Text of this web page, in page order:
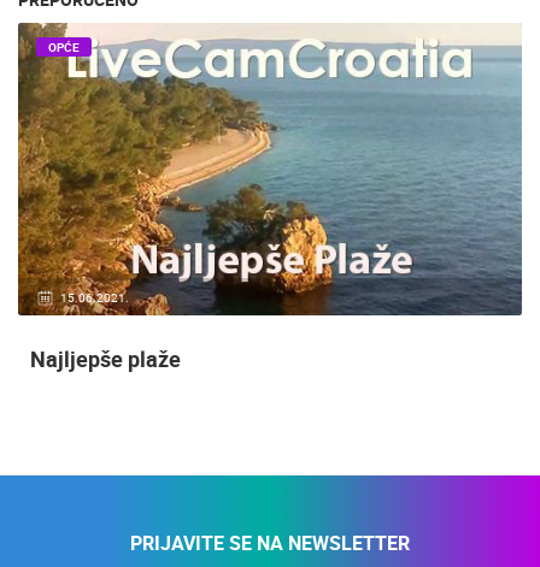
15.06.2021.
OPĆE
Najljepše plaže
PRIJAVITE SE NA NEWSLETTER